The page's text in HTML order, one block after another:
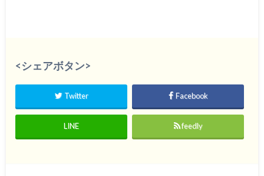
<シェアボタン>
Twitter Facebook
LINE feedly